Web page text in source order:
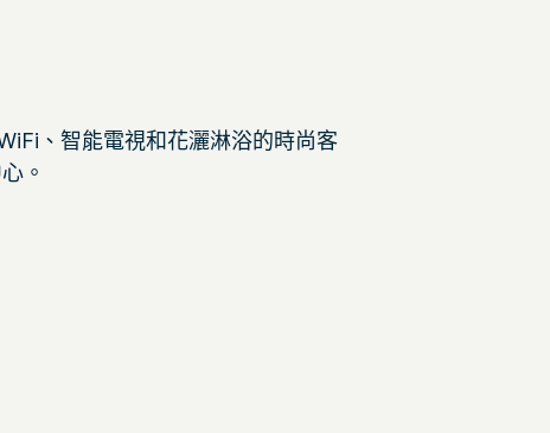
、智能電視和花灑淋浴的時尚客
。